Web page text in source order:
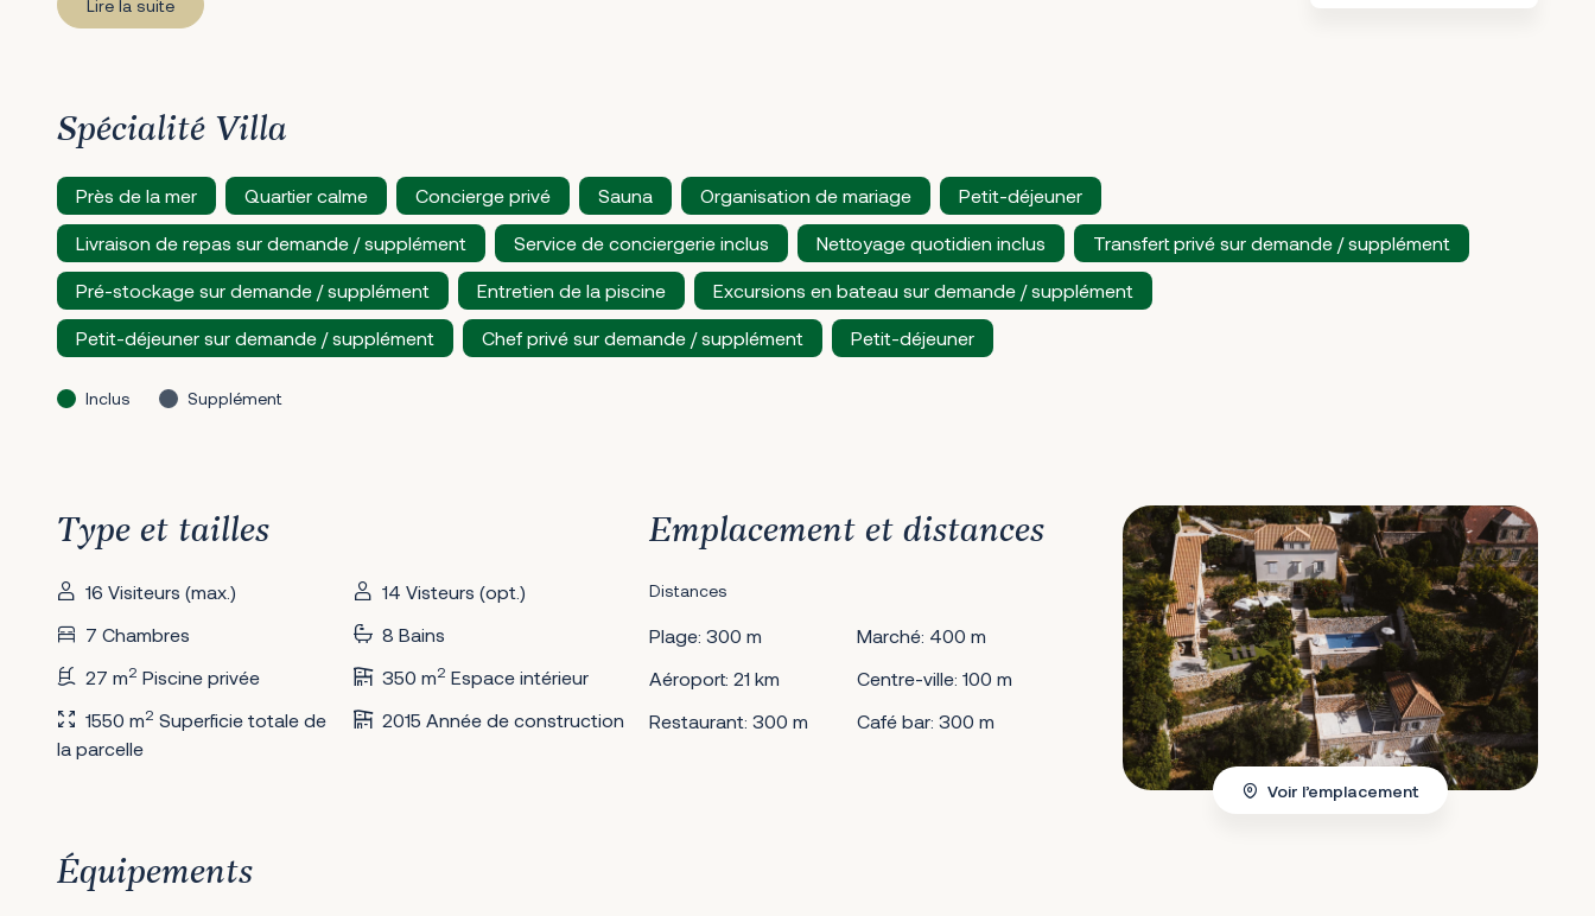
Lire la suite
Spécialité Villa
Près de la mer Quartier calme Concierge privé Sauna Organisation de mariage Petit-déjeuner
Livraison de repas sur demande / supplément Service de conciergerie inclus Nettoyage quotidien inclus Transfert privé sur demande / supplément
Pré-stockage sur demande / supplément Entretien de la piscine Excursions en bateau sur demande / supplément
Petit-déjeuner sur demande / supplément Chef privé sur demande / supplément Petit-déjeuner
Inclus Supplément
Type et tailles
16 Visiteurs (max.)
14 Visteurs (opt.)
7 Chambres
8 Bains
27 m2 Piscine privée 350 m2 Espace intérieur
1550 m2 Superficie totale de
la parcelle
2015 Année de construction
Emplacement et distances
Distances
Plage: 300 m
Marché: 400 m
Aéroport: 21 km
Centre-ville: 100 m
Restaurant: 300 m
Café bar: 300 m
Voir l’emplacement
Équipements